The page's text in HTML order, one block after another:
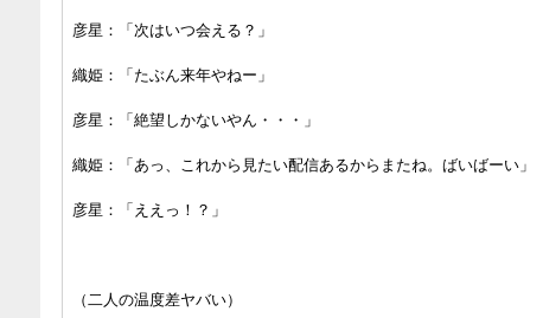
彦星：「次はいつ会える？」
織姫：「たぶん来年やねー」
彦星：「絶望しかないやん・・・」
織姫：「あっ、これから見たい配信あるからまたね。ばいばーい」
彦星：「ええっ！？」
（二人の温度差ヤバい）